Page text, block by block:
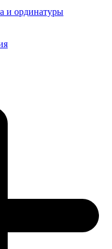
и ординатуры